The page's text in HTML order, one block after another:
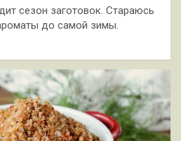
сезон заготовок. Стараюсь
до самой зимы.